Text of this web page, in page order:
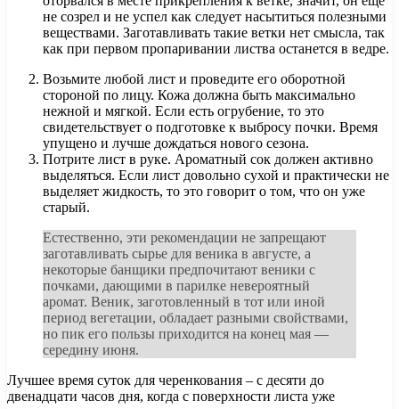
не созрел и не успел как следует насытиться полезными
веществами. Заготавливать такие ветки нет смысла, так
как при первом пропаривании листва останется в ведре.
Возьмите любой лист и проведите его оборотной
стороной по лицу. Кожа должна быть максимально
нежной и мягкой. Если есть огрубение, то это
свидетельствует о подготовке к выбросу почки. Время
упущено и лучше дождаться нового сезона.
Потрите лист в руке. Ароматный сок должен активно
выделяться. Если лист довольно сухой и практически не
выделяет жидкость, то это говорит о том, что он уже
старый.
Естественно, эти рекомендации не запрещают
заготавливать сырье для веника в августе, а
некоторые банщики предпочитают веники с
почками, дающими в парилке невероятный
аромат. Веник, заготовленный в тот или иной
период вегетации, обладает разными свойствами,
но пик его пользы приходится на конец мая —
середину июня.
Лучшее время суток для черенкования – с десяти до
двенадцати часов дня, когда с поверхности листа уже